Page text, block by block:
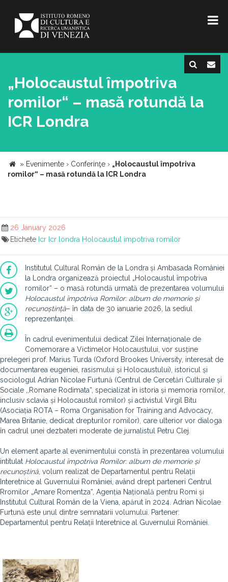
„Holocaustul împotriva
romilor“ – masă rotundă la
ICR Londra
» Evenimente › Conferinţe › „Holocaustul împotriva
romilor“ – masă rotundă la ICR Londra
26 January 2026
Etichete Icr Icr londra Holocaustul impotriva romilor
Institutul Cultural Român de la Londra și Ambasada României
la Londra organizează proiectul „Holocaustul împotriva
romilor“ – o masă rotundă urmată de prezentarea volumului
Holocaustul împotriva Romilor: album de memorie și
recunoștință– în data de 30 ianuarie 2026, la sediul
reprezentanței.
În cadrul evenimentului dedicat Zilei Internaționale de
Comemorare a Victimelor Holocaustului, vor susține
prelegeri prof. Marius Turda (Oxford Brookes University, interesat de
documentarea eugeniei, rasismului și Holocaustului), istoricul și
sociologul Adrian Nicolae Furtună (Centrul de Cercetări Culturale și
Sociale ,,Romane Rodimata“, specializat în istoria și memoria romilor,
inclusiv sclavia și Holocaustul romilor) și activistul Virgil Bitu
(Asociația ROTA – Roma Organisation for Training and Advocacy,
Marea Britanie, dedicat drepturilor romilor), care ulterior vor dialoga
în cadrul unei dezbateri moderate de jurnalistul Petru Clej.
Un element aparte al evenimentului constă în prezentarea volumului
intitulat Holocaustul împotriva Romilor: album de memorie și
recunoștină , volum realizat de Departamentul pentru Relații
Interetnice al Guvernului României, având drept parteneri Centrul
Rromilor „Amare Romentza“, Agenția Națională pentru Romi și
Institutul Cultural Român de la Viena, apărut în 2024. Adrian Nicolae
Furtună este unul dintre semnatarii volumului. Partener:
Departamentul pentru Relații Interetnice al Guvernului României.